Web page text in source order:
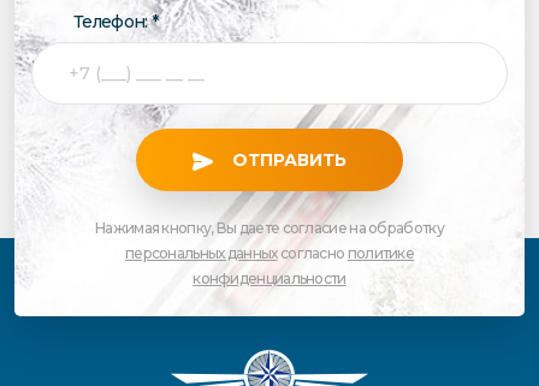
Телефон: *
ОТПРАВИТЬ
Нажимая кнопку, Вы даете согласие на обработку
персональных данныхсогласно политике
конфиденциальности